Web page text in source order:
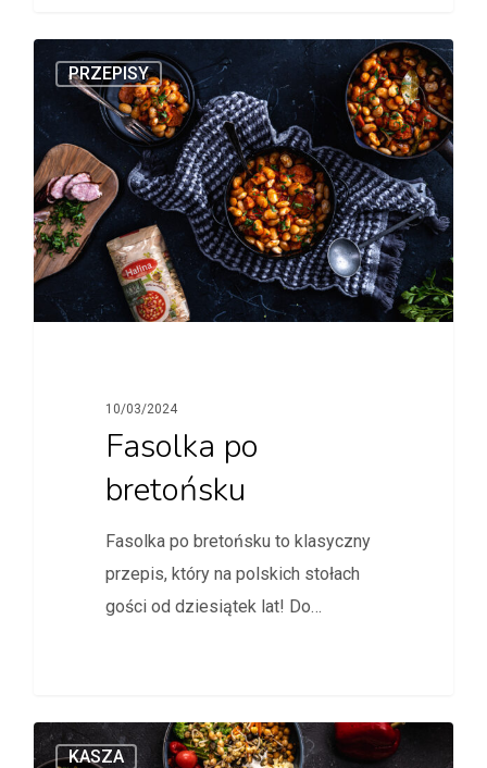
PRZEPISY
10/03/2024
Fasolka po
bretońsku
Fasolka po bretońsku to klasyczny
przepis, który na polskich stołach
gości od dziesiątek lat! Do…
KASZA